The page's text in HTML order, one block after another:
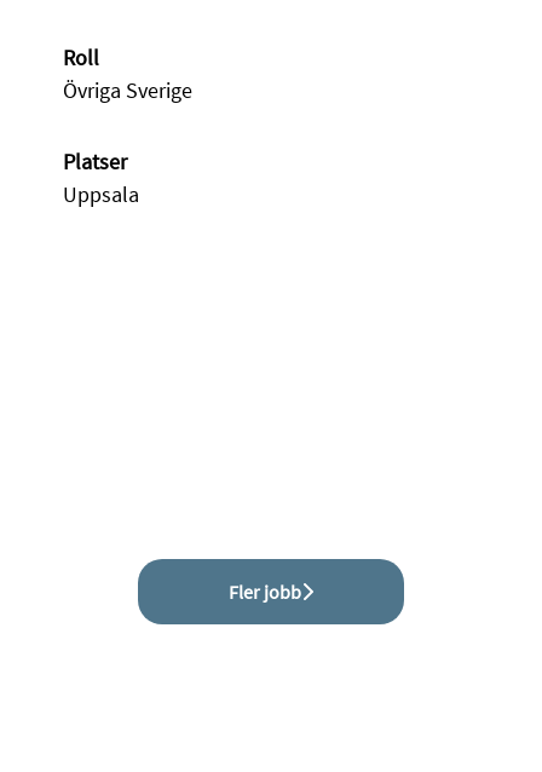
Roll
Övriga Sverige
Platser
Uppsala
Fler jobb